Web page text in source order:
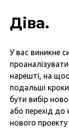
Діва.
У вас виникне
нарешті, на
подальші
бути вибір
або перехід до
нового проекту